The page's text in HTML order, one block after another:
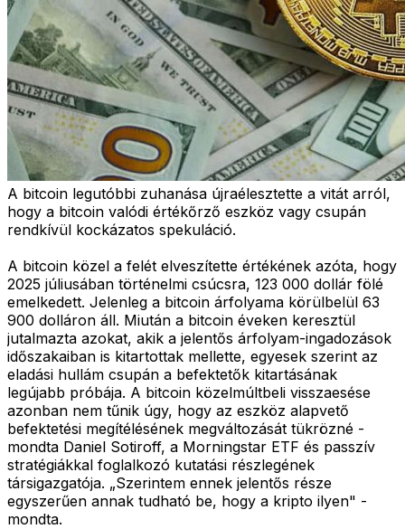
A bitcoin legutóbbi zuhanása újraélesztette a vitát arról,
hogy a bitcoin valódi értékőrző eszköz vagy csupán
rendkívül kockázatos spekuláció.
A bitcoin közel a felét elveszítette értékének azóta, hogy
2025 júliusában történelmi csúcsra, 123 000 dollár fölé
emelkedett. Jelenleg a bitcoin árfolyama körülbelül 63
900 dolláron áll. Miután a bitcoin éveken keresztül
jutalmazta azokat, akik a jelentős árfolyam-ingadozások
időszakaiban is kitartottak mellette, egyesek szerint az
eladási hullám csupán a befektetők kitartásának
legújabb próbája. A bitcoin közelmúltbeli visszaesése
azonban nem tűnik úgy, hogy az eszköz alapvető
befektetési megítélésének megváltozását tükrözné -
mondta Daniel Sotiroff, a Morningstar ETF és passzív
stratégiákkal foglalkozó kutatási részlegének
társigazgatója. „Szerintem ennek jelentős része
egyszerűen annak tudható be, hogy a kripto ilyen" -
mondta.